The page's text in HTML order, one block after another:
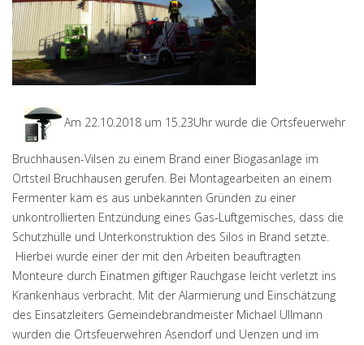
Am 22.10.2018 um 15.23Uhr wurde die Ortsfeuerwehr
Bruchhausen-Vilsen zu einem Brand einer Biogasanlage im
Ortsteil Bruchhausen gerufen. Bei Montagearbeiten an einem
Fermenter kam es aus unbekannten Gründen zu einer
unkontrollierten Entzündung eines Gas-Luftgemisches, dass die
Schutzhülle und Unterkonstruktion des Silos in Brand setzte.
Hierbei wurde einer der mit den Arbeiten beauftragten
Monteure durch Einatmen giftiger Rauchgase leicht verletzt ins
Krankenhaus verbracht. Mit der Alarmierung und Einschätzung
des Einsatzleiters Gemeindebrandmeister Michael Ullmann
wurden die Ortsfeuerwehren Asendorf und Uenzen und im